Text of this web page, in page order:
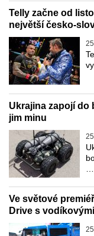
Telly začne od
největší česko-
Ukrajina zapojí do
jim minu
Ve světové
Drive s